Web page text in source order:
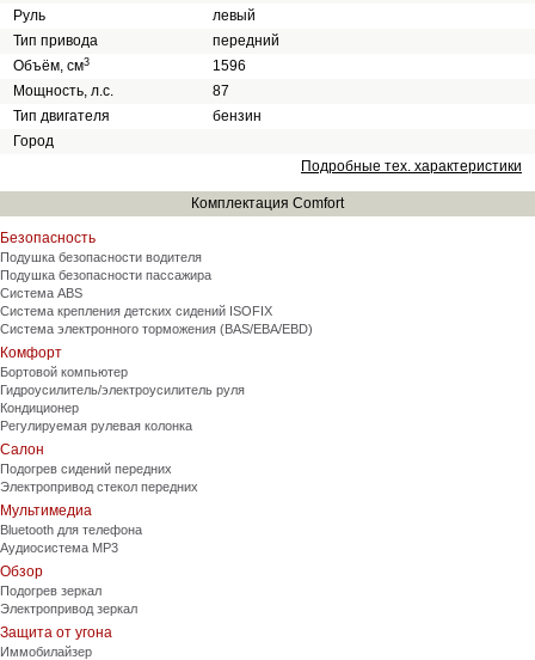
Руль
левый
Тип привода
передний
Объём, см3
1596
Мощность, л.с.
87
Тип двигателя
бензин
Город
Подробные тех. характеристики
Комплектация Comfort
Безопасность
Подушка безопасности водителя
Подушка безопасности пассажира
Система ABS
Система крепления детских сидений ISOFIX
Система электронного торможения (BAS/EBA/EBD)
Комфорт
Бортовой компьютер
Гидроусилитель/электроусилитель руля
Кондиционер
Регулируемая рулевая колонка
Салон
Подогрев сидений передних
Электропривод стекол передних
Мультимедиа
Bluetooth для телефона
Аудиосистема MP3
Обзор
Подогрев зеркал
Электропривод зеркал
Защита от угона
Иммобилайзер